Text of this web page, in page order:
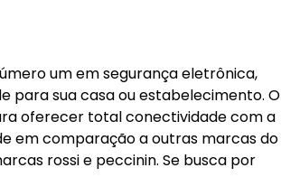
um em segurança eletrônica,
para sua casa ou estabelecimento. O
oferecer total conectividade com a
em comparação a outras marcas do
rossi e peccinin. Se busca por